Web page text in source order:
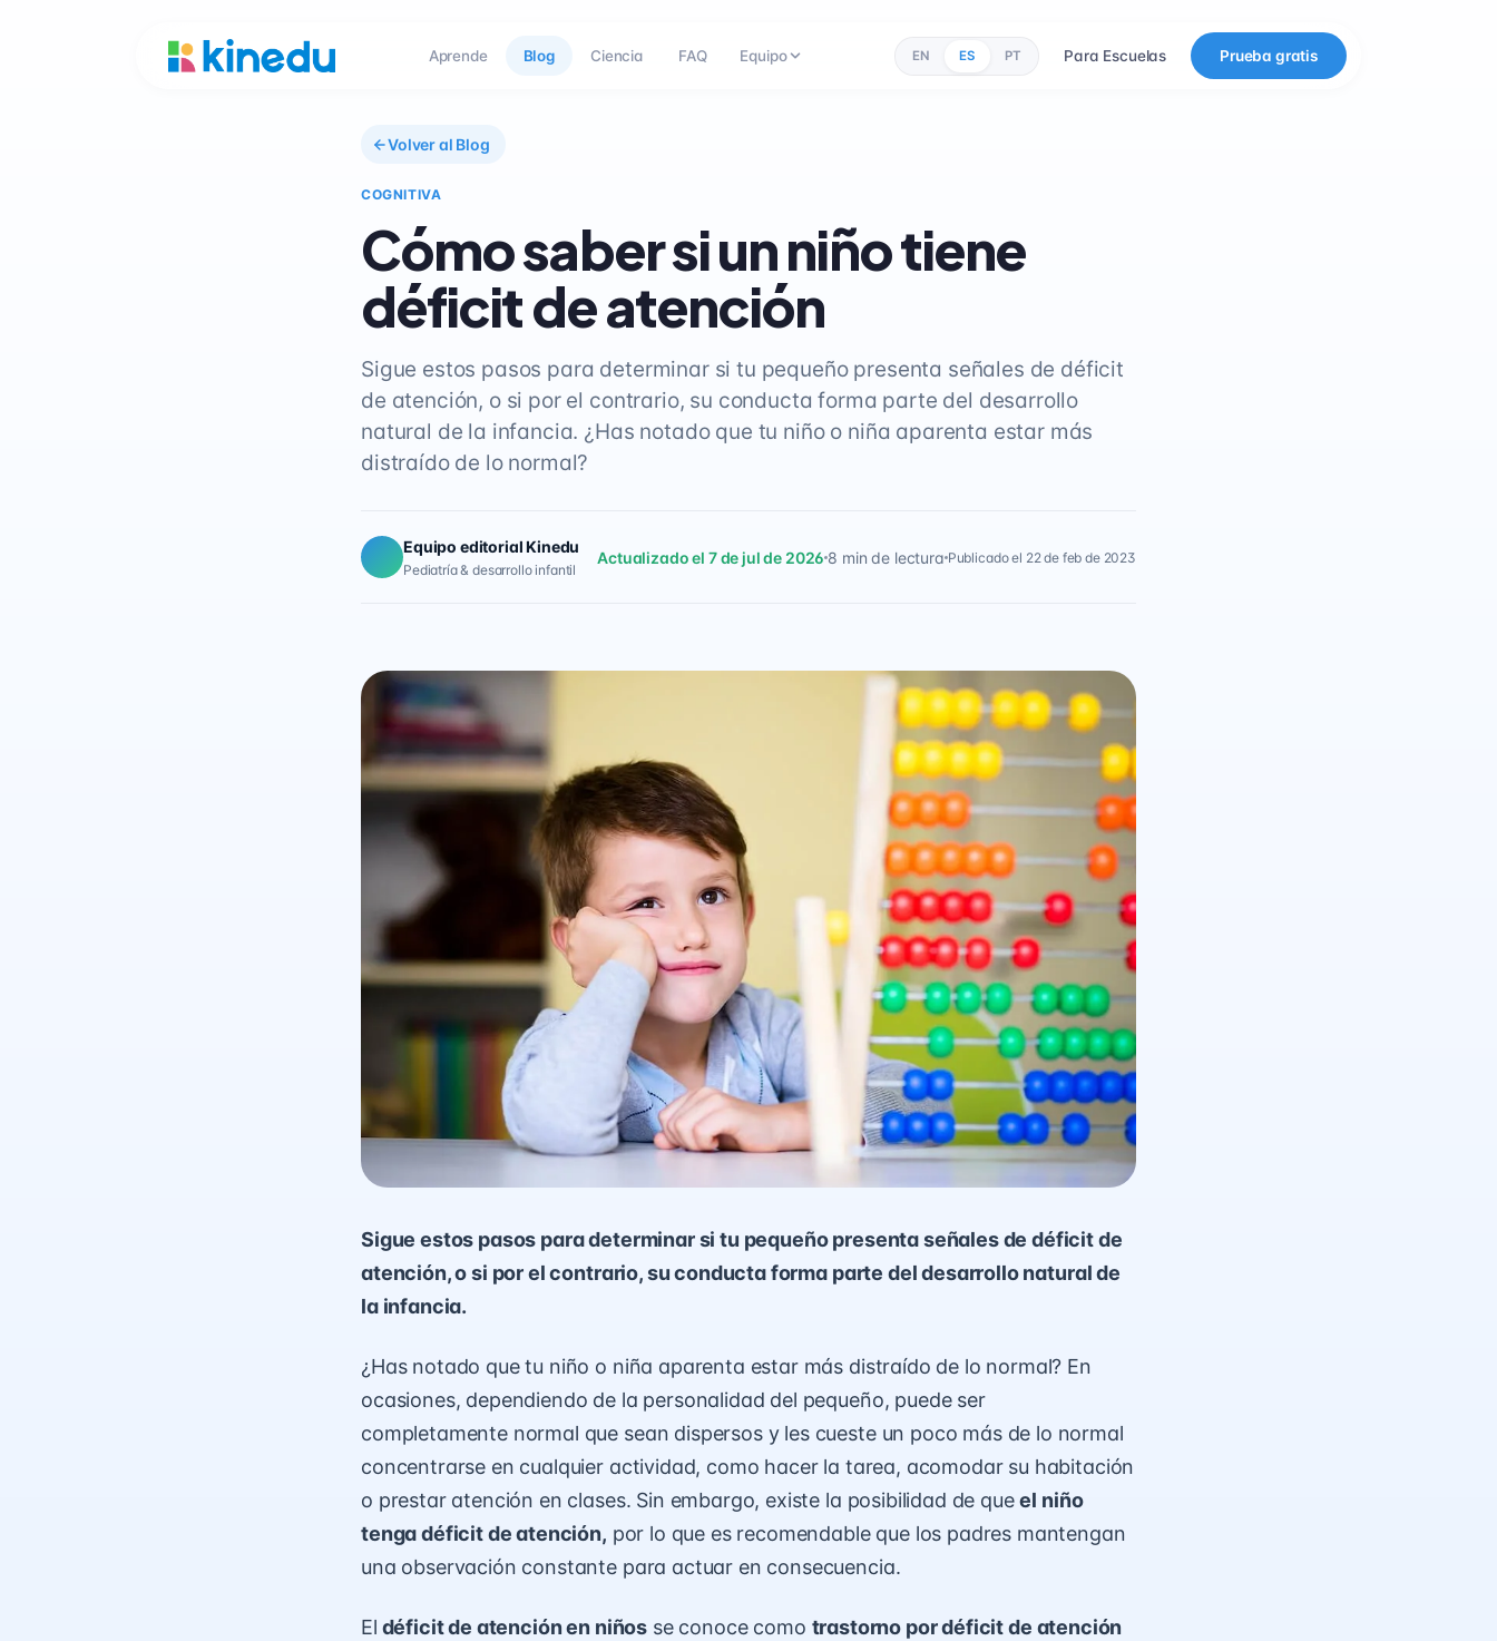
Aprende Blog Ciencia FAQ Equipo EN ES PT Para Escuelas Prueba gratis
Volver al Blog
COGNITIVA
Cómo saber si un niño tiene
déficit de atención
Sigue estos pasos para determinar si tu pequeño presenta señales de déficit
de atención, o si por el contrario, su conducta forma parte del desarrollo
natural de la infancia. ¿Has notado que tu niño o niña aparenta estar más
distraído de lo normal?
Equipo editorial Kinedu
Pediatría & desarrollo infantil
Actualizado el 7 de jul de 2026 8 min de lectura Publicado el 22 de feb de 2023
Sigue estos pasos para determinar si tu pequeño presenta señales de déficit de
atención, o si por el contrario, su conducta forma parte del desarrollo natural de
la infancia.
¿Has notado que tu niño o niña aparenta estar más distraído de lo normal? En
ocasiones, dependiendo de la personalidad del pequeño, puede ser
completamente normal que sean dispersos y les cueste un poco más de lo normal
concentrarse en cualquier actividad, como hacer la tarea, acomodar su habitación
o prestar atención en clases. Sin embargo, existe la posibilidad de queel niño
tenga déficit de atención, por lo que es recomendable que los padres mantengan
una observación constante para actuar en consecuencia.
El déficit de atención en niños se conoce como trastorno por déficit de atención